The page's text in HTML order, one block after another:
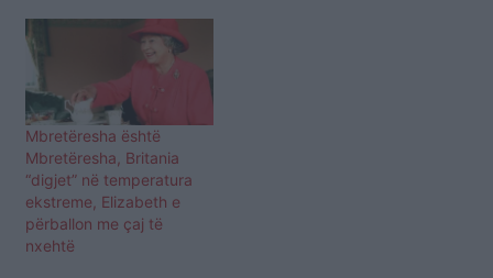
Mbretëresha është
Mbretëresha, Britania
“digjet” në temperatura
ekstreme, Elizabeth e
përballon me çaj të
nxehtë